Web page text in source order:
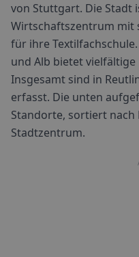
von Stuttgart. Die Stadt
Wirtschaftszentrum mit
für ihre
und Alb bietet
Insgesamt sind in
erfasst. Die unten
Standorte, sortiert
Stadtzentrum.